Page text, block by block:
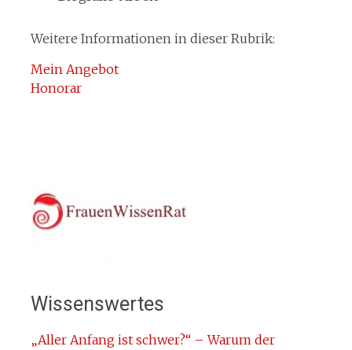
Weitere Informationen in dieser Rubrik:
Mein Angebot
Honorar
Wissenswertes
„Aller Anfang ist schwer?“ – Warum der